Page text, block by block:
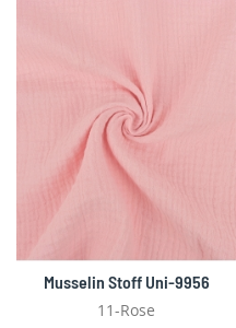
Musselin Stoff Uni-9956
11-Rose